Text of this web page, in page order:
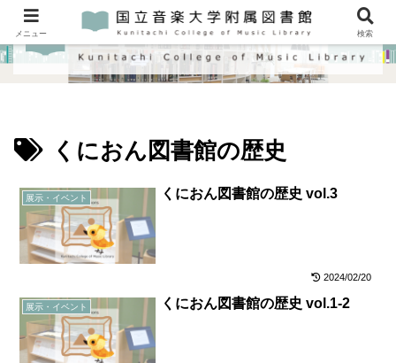
くにおん図書館の歴史
展示・イベント くにおん図書館の歴史 vol.3
2024/02/20
展示・イベント くにおん図書館の歴史 vol.1-2
メニュー 検索